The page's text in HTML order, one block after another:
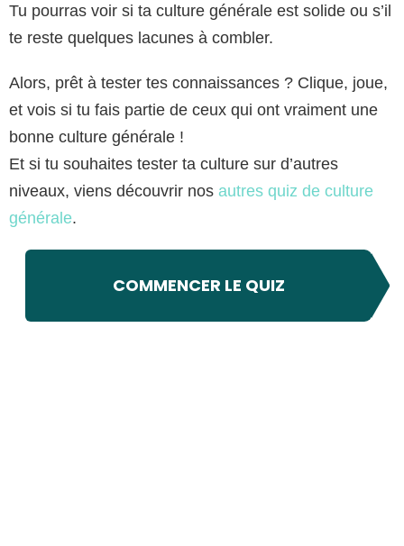
Tu pourras voir si ta culture générale est solide ou s’il
te reste quelques lacunes à combler.
Alors, prêt à tester tes connaissances ? Clique, joue,
et vois si tu fais partie de ceux qui ont vraiment une
bonne culture générale !
Et si tu souhaites tester ta culture sur d’autres
niveaux, viens découvrir nos autres quiz de culture
générale.
COMMENCER LE QUIZ